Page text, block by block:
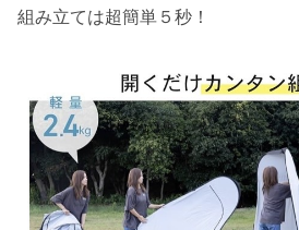
組み立ては超簡単５秒！